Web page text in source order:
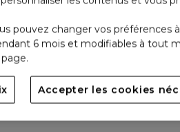
pouvez changer vos préférences
6 mois et modifiables à tout
Accepter les cookies